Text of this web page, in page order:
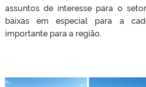
assuntos de interesse para o
baixas em especial para a
importante para a região.